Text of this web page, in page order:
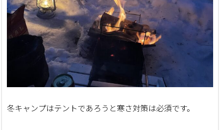
冬キャンプはテントであろうと寒さ対策は必須です。